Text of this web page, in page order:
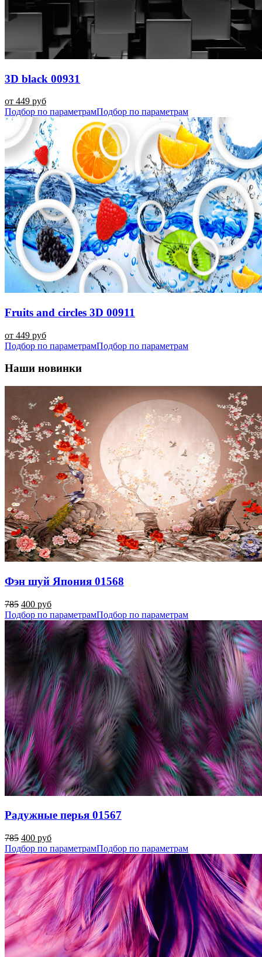
3D black 00931
от 449 руб
Подбор по параметрамПодбор по параметрам
Fruits and circles 3D 00911
от 449 руб
Подбор по параметрамПодбор по параметрам
Наши новинки
Фэн шуй Япония 01568
785 400 руб
Подбор по параметрамПодбор по параметрам
Радужные перья 01567
785 400 руб
Подбор по параметрамПодбор по параметрам